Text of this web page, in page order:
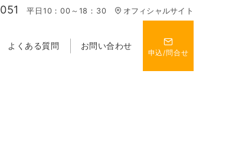
平日10：00～18：30 オフィシャルサイト
よくある質問 お問い合わせ
申込/問合せ